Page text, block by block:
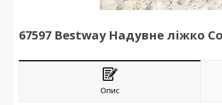
67597 Bestway Надувне ліжко
Опис